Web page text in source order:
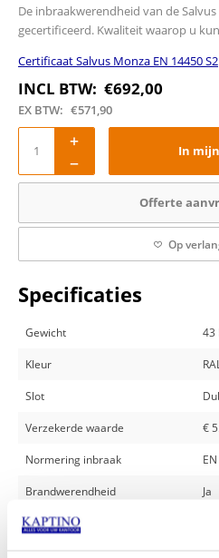
De inbraakwerendheid van de
gecertificeerd. Kwaliteit waarop u
Certificaat Salvus Monza EN 14450 S2
INCL BTW: €692,00
EX BTW: €571,90
In
Offerte
Op
Specificaties
Gewicht 43
Kleur
Slot
Verzekerde waarde €
Normering inbraak
Brandwerendheid Ja
Merk